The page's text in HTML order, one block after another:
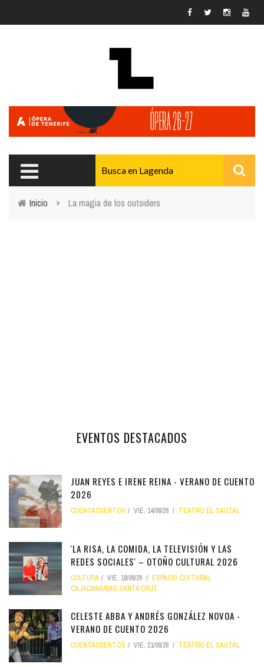
Inicio » La magia de los outsiders
EVENTOS DESTACADOS
JUAN REYES E IRENE REINA - VERANO DE CUENTO
2026
CUENTACUENTOS VIE, 14/08/26 TEATRO EL SAUZAL
'LA RISA, LA COMIDA, LA TELEVISIÓN Y LAS
REDES SOCIALES' – OTOÑO CULTURAL 2026
CULTURA VIE, 18/09/26
ESPACIO CULTURAL
CAJACANARIAS SANTA CRUZ
CELESTE ABBA Y ANDRÉS GONZÁLEZ NOVOA -
VERANO DE CUENTO 2026
CUENTACUENTOS VIE, 21/08/26 TEATRO EL SAUZAL